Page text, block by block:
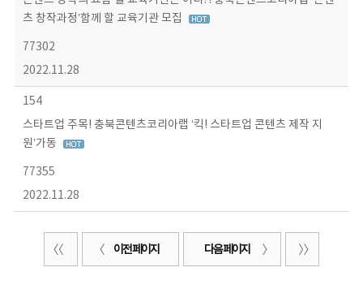
츠 창작과정’함께 할 교육기관 모집
77302
2022.11.28
154
스타트업 주목! 충북콘텐츠코리아랩 ‘킥! 스타트업 콘텐츠 제작 지
원’가동
77355
2022.11.28
이전 페이지 다음 페이지